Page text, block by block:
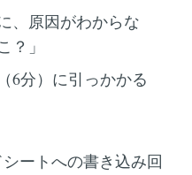
、原因がわからな
？」
6分）に引っかかる
ートへの書き込み回